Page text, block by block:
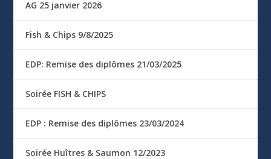
AG 25 janvier 2026
Fish & Chips 9/8/2025
EDP: Remise des diplômes 21/03/2025
Soirée FISH & CHIPS
EDP : Remise des diplômes 23/03/2024
Soirée Huîtres & Saumon 12/2023